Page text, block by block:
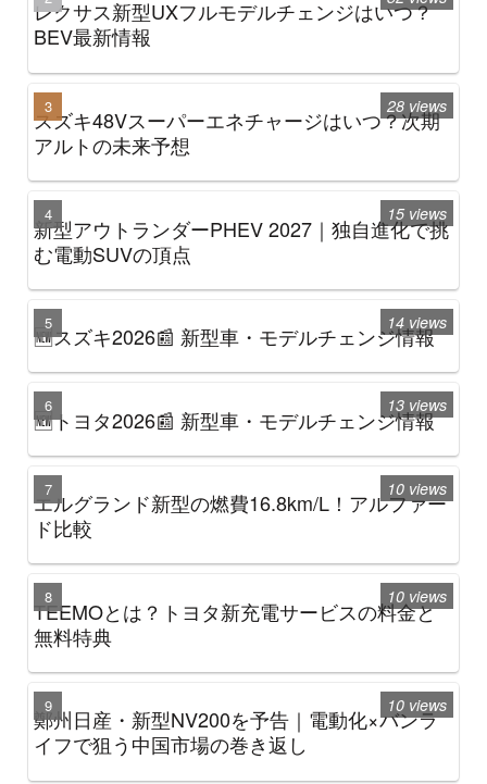
レクサス新型UXフルモデルチェンジはいつ？
BEV最新情報
スズキ48Vスーパーエネチャージはいつ？次期
アルトの未来予想
28 views
新型アウトランダーPHEV 2027｜独自進化で挑
む電動SUVの頂点
15 views
🆕スズキ2026📰 新型車・モデルチェンジ情報
14 views
🆕トヨタ2026📰 新型車・モデルチェンジ情報
13 views
エルグランド新型の燃費16.8km/L！アルファー
ド比較
10 views
TEEMOとは？トヨタ新充電サービスの料金と
無料特典
10 views
鄭州日産・新型NV200を予告｜電動化×バンラ
イフで狙う中国市場の巻き返し
10 views